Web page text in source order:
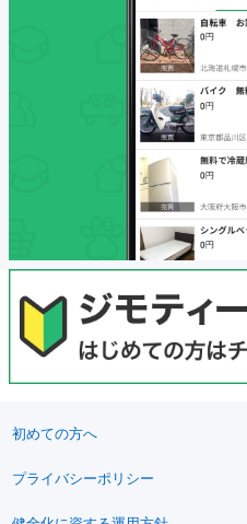
初めての方へ
プライバシーポリシー